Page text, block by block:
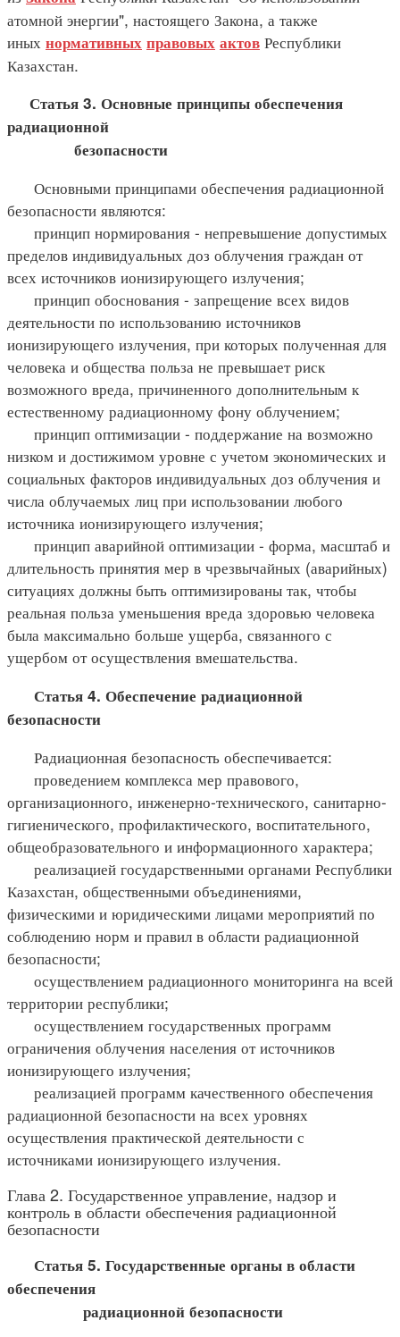
атомной энергии", настоящего Закона, а также
иных нормативных правовых актов Республики
Казахстан.
Статья 3. Основные принципы обеспечения
радиационной
безопасности
Основными принципами обеспечения радиационной
безопасности являются:
принцип нормирования - непревышение допустимых
пределов индивидуальных доз облучения граждан от
всех источников ионизирующего излучения;
принцип обоснования - запрещение всех видов
деятельности по использованию источников
ионизирующего излучения, при которых полученная для
человека и общества польза не превышает риск
возможного вреда, причиненного дополнительным к
естественному радиационному фону облучением;
принцип оптимизации - поддержание на возможно
низком и достижимом уровне с учетом экономических и
социальных факторов индивидуальных доз облучения и
числа облучаемых лиц при использовании любого
источника ионизирующего излучения;
принцип аварийной оптимизации - форма, масштаб и
длительность принятия мер в чрезвычайных (аварийных)
ситуациях должны быть оптимизированы так, чтобы
реальная польза уменьшения вреда здоровью человека
была максимально больше ущерба, связанного с
ущербом от осуществления вмешательства.
Статья 4. Обеспечение радиационной
безопасности
Радиационная безопасность обеспечивается:
проведением комплекса мер правового,
организационного, инженерно-технического, санитарно-
гигиенического, профилактического, воспитательного,
общеобразовательного и информационного характера;
реализацией государственными органами Республики
Казахстан, общественными объединениями,
физическими и юридическими лицами мероприятий по
соблюдению норм и правил в области радиационной
безопасности;
осуществлением радиационного мониторинга на всей
территории республики;
осуществлением государственных программ
ограничения облучения населения от источников
ионизирующего излучения;
реализацией программ качественного обеспечения
радиационной безопасности на всех уровнях
осуществления практической деятельности с
источниками ионизирующего излучения.
Глава 2. Государственное управление, надзор и
контроль в области обеспечения радиационной
безопасности
Статья 5. Государственные органы в области
обеспечения
радиационной безопасности